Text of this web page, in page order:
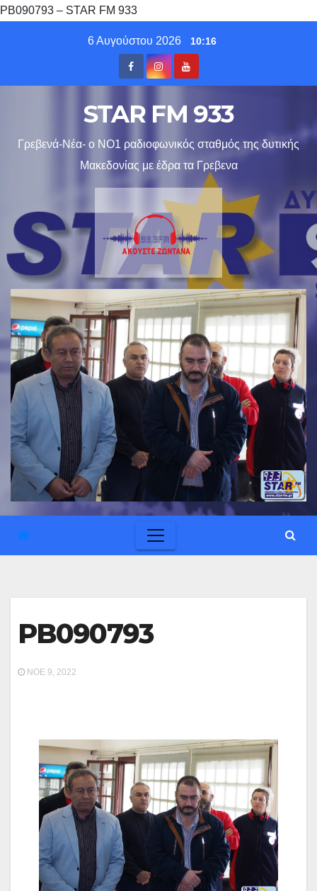
PB090793 – STAR FM 933
6 Αυγούστου 2026 10:16
STAR FM 933
Γρεβενά-Νέα- ο ΝΟ1 ραδιοφωνικός σταθμός της δυτικής
Μακεδονίας με έδρα τα Γρεβενα
PB090793
ΝΟΈ 9, 2022